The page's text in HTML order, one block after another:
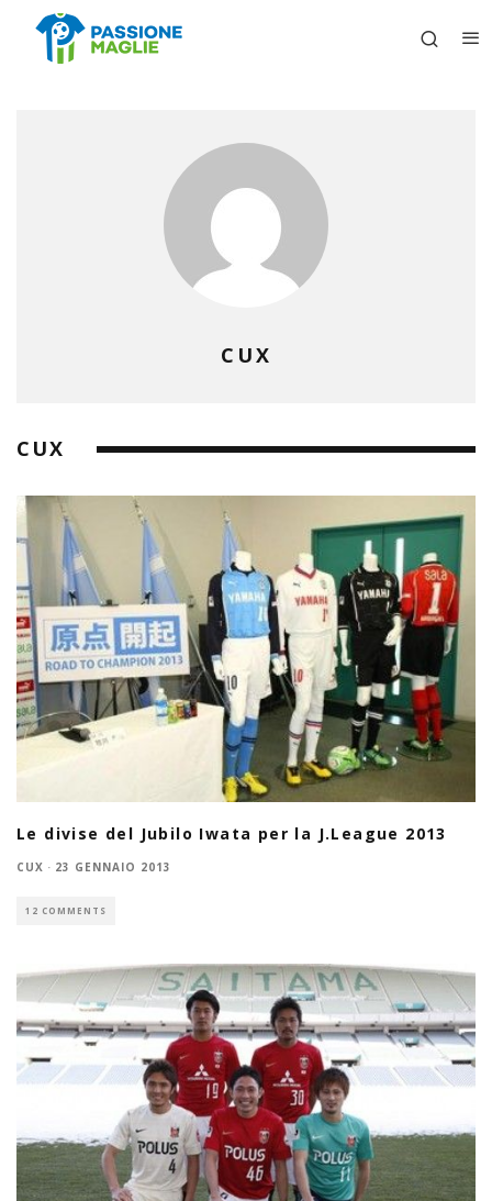
CUX
CUX
Le divise del Jubilo Iwata per la J.League 2013
CUX · 23 GENNAIO 2013
12 COMMENTS